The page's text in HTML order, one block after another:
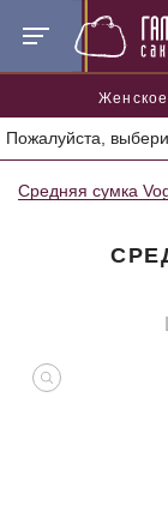
Женское
Пожалуйста,
Главная
Средняя сумка